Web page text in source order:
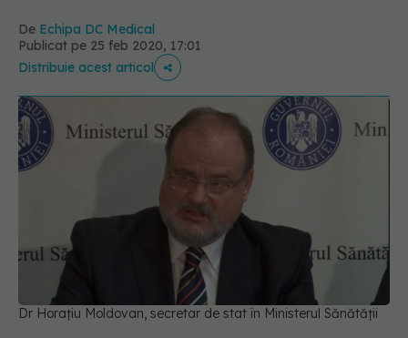
De Echipa DC Medical
Publicat pe 25 feb 2020, 17:01
Distribuie acest articol
Dr Horațiu Moldovan, secretar de stat în Ministerul Sănătății